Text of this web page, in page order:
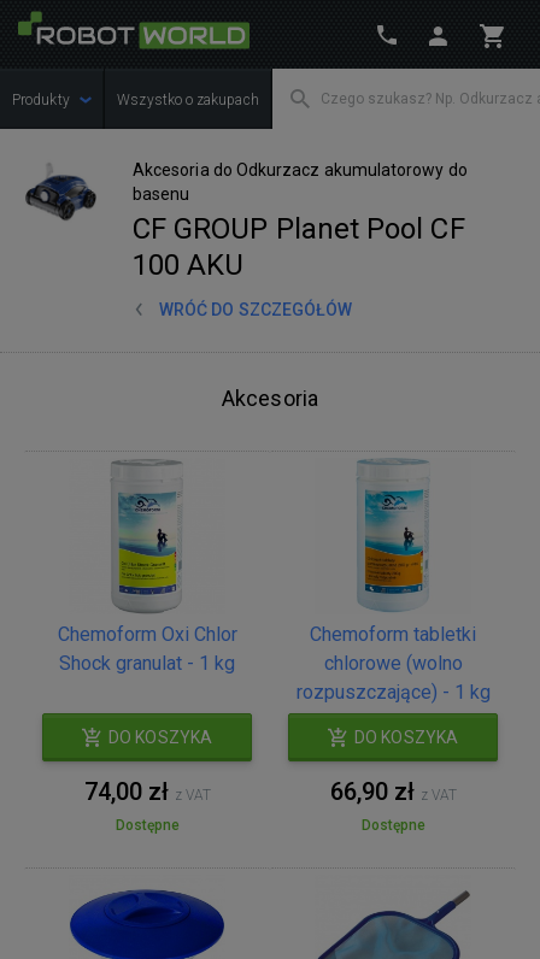
Produkty Wszystko o zakupach
Akcesoria do Odkurzacz akumulatorowy do
basenu
CF GROUP Planet Pool CF
100 AKU
WRÓĆ DO SZCZEGÓŁÓW
Akcesoria
Chemoform Oxi Chlor
Shock granulat - 1 kg
DO KOSZYKA
74,00 zł z VAT
Dostępne
Chemoform tabletki
chlorowe (wolno
rozpuszczające) - 1 kg
DO KOSZYKA
66,90 zł z VAT
Dostępne